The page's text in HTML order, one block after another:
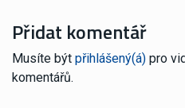
Přidat komentář
Musíte být přihlášený(á) pro
komentářů.